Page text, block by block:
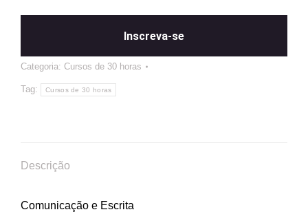
Inscreva-se
Categoria: Cursos de 30 horas
Tag: Cursos de 30 horas
Descrição
Comunicação e Escrita